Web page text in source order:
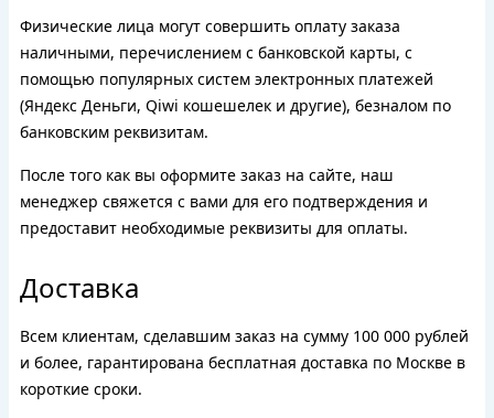
Физические лица могут совершить оплату заказа
наличными, перечислением с банковской карты, с
помощью популярных систем электронных платежей
(Яндекс Деньги, Qiwi кошешелек и другие), безналом по
банковским реквизитам.
После того как вы оформите заказ на сайте, наш
менеджер свяжется с вами для его подтверждения и
предоставит необходимые реквизиты для оплаты.
Доставка
Всем клиентам, сделавшим заказ на сумму 100 000 рублей
и более, гарантирована бесплатная доставка по Москве в
короткие сроки.